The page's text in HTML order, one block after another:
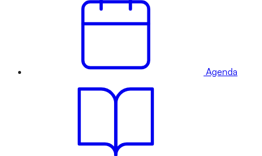
Agenda